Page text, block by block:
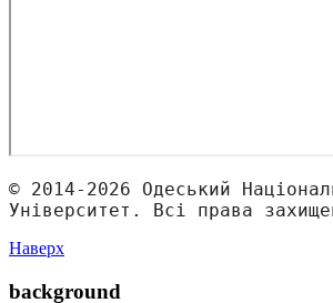
© 2014-2026 Одеський
Університет. Всі права
Наверх
background